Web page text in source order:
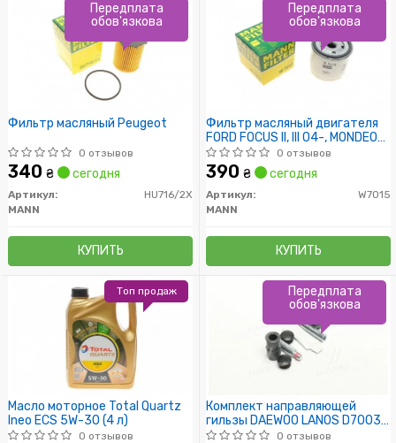
Фильтр масляный Peugeot
0 отзывов
340 ₴ сегодня
Артикул:
HU716/2X
MANN
КУПИТЬ
Передплата
обов'язкова
Фильтр масляный двигателя
FORD FOCUS II, III 04-, MONDEO
IV, V 07- (пр-во MANN)
0 отзывов
390 ₴ сегодня
Артикул:
W7015
MANN
КУПИТЬ
Передплата
обов'язкова
Масло моторное Total Quartz
Ineo ECS 5W-30 (4 л)
0 отзывов
Топ продаж
Комплект направляющей
гильзы DAEWOO LANOS D7003C
(пр-во ERT)
0 отзывов
Передплата
обов'язкова